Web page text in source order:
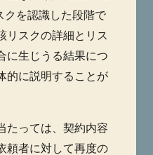
を認識した段階で
リスクの詳細とリス
に生じうる結果につ
的に説明することが
たっては、契約内容
頼者に対して再度の